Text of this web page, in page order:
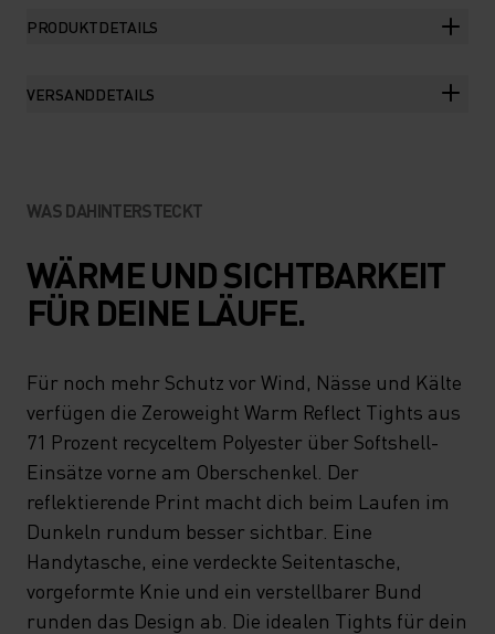
PRODUKTDETAILS
VERSANDDETAILS
WAS DAHINTERSTECKT
WÄRME UND SICHTBARKEIT
FÜR DEINE LÄUFE.
Für noch mehr Schutz vor Wind, Nässe und Kälte
verfügen die Zeroweight Warm Reflect Tights aus
71 Prozent recyceltem Polyester über Softshell-
Einsätze vorne am Oberschenkel. Der
reflektierende Print macht dich beim Laufen im
Dunkeln rundum besser sichtbar. Eine
Handytasche, eine verdeckte Seitentasche,
vorgeformte Knie und ein verstellbarer Bund
runden das Design ab. Die idealen Tights für dein